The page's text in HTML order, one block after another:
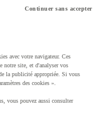
Continuer sans accepter
avec votre navigateur. Ces
notre site, et d'analyser vos
la publicité appropriée. Si vous
des cookies ».
vous pouvez aussi consulter